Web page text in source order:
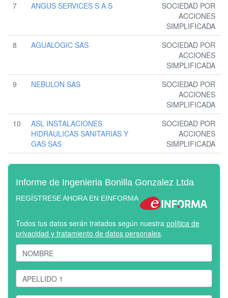
7
ANGUS SERVICES S A S
SOCIEDAD POR
ACCIONES
SIMPLIFICADA
8
AGUALOGIC SAS
SOCIEDAD POR
ACCIONES
SIMPLIFICADA
9
NEBULON SAS
SOCIEDAD POR
ACCIONES
SIMPLIFICADA
10
ASL INSTALACIONES
HIDRAULICAS SANITARIAS Y
GAS SAS
SOCIEDAD POR
ACCIONES
SIMPLIFICADA
Informe de Ingenieria Bonilla Gonzalez Ltda
REGÍSTRESE AHORA EN EINFORMA
Todos tus datos serán tratados según nuestra política de
privacidad y tratamiento de datos personales.